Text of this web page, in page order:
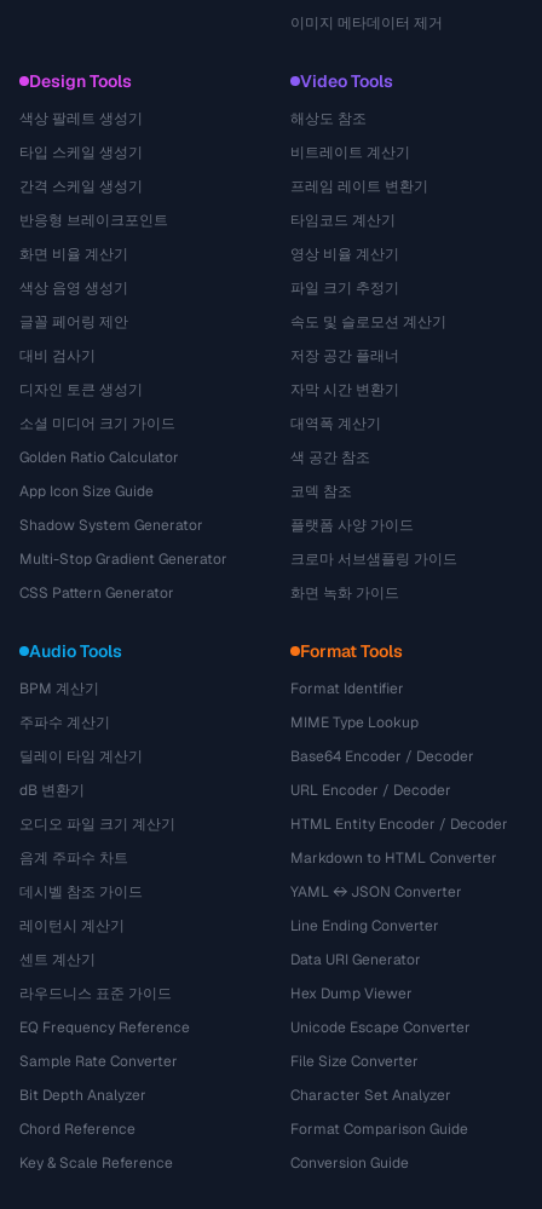
이미지 메타데이터 제거
Design Tools
색상 팔레트 생성기
타입 스케일 생성기
간격 스케일 생성기
반응형 브레이크포인트
화면 비율 계산기
색상 음영 생성기
글꼴 페어링 제안
대비 검사기
디자인 토큰 생성기
소셜 미디어 크기 가이드
Golden Ratio Calculator
App Icon Size Guide
Shadow System Generator
Multi-Stop Gradient Generator
CSS Pattern Generator
Video Tools
해상도 참조
비트레이트 계산기
프레임 레이트 변환기
타임코드 계산기
영상 비율 계산기
파일 크기 추정기
속도 및 슬로모션 계산기
저장 공간 플래너
자막 시간 변환기
대역폭 계산기
색 공간 참조
코덱 참조
플랫폼 사양 가이드
크로마 서브샘플링 가이드
화면 녹화 가이드
Audio Tools
BPM 계산기
주파수 계산기
딜레이 타임 계산기
dB 변환기
오디오 파일 크기 계산기
음계 주파수 차트
데시벨 참조 가이드
레이턴시 계산기
센트 계산기
라우드니스 표준 가이드
EQ Frequency Reference
Sample Rate Converter
Bit Depth Analyzer
Chord Reference
Key & Scale Reference
Format Tools
Format Identifier
MIME Type Lookup
Base64 Encoder / Decoder
URL Encoder / Decoder
HTML Entity Encoder / Decoder
Markdown to HTML Converter
YAML ↔ JSON Converter
Line Ending Converter
Data URI Generator
Hex Dump Viewer
Unicode Escape Converter
File Size Converter
Character Set Analyzer
Format Comparison Guide
Conversion Guide